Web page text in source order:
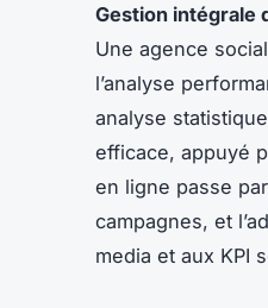
Gestion intégrale
Une agence
l’analyse
analyse
efficace, appuyé
en ligne passe
campagnes, et
media et aux KPI